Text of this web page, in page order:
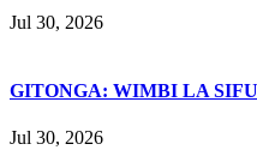
Jul 30, 2026
GITONGA: WIMBI LA
Jul 30, 2026